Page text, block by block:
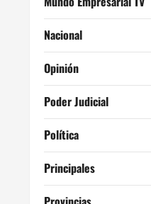
Nacional
Opinión
Poder Judicial
Política
Principales